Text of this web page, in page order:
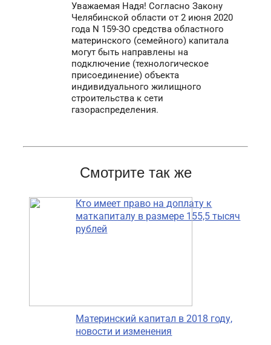
Уважаемая Надя! Согласно Закону
Челябинской области от 2 июня 2020
года N 159-ЗО средства областного
материнского (семейного) капитала
могут быть направлены на
подключение (технологическое
присоединение) объекта
индивидуального жилищного
строительства к сети
газораспределения.
Смотрите так же
Кто имеет право на доплату к
маткапиталу в размере 155,5 тысяч
рублей
Материнский капитал в 2018 году,
новости и изменения